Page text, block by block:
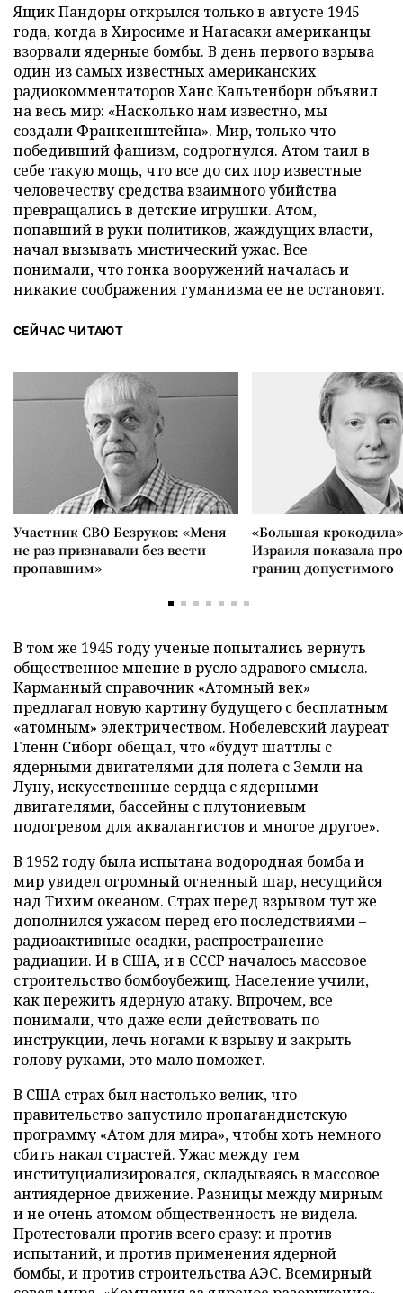
Ящик Пандоры открылся только в августе 1945
года, когда в Хиросиме и Нагасаки американцы
взорвали ядерные бомбы. В день первого взрыва
один из самых известных американских
радиокомментаторов Ханс Кальтенборн объявил
на весь мир: «Насколько нам известно, мы
создали Франкенштейна». Мир, только что
победивший фашизм, содрогнулся. Атом таил в
себе такую мощь, что все до сих пор известные
человечеству средства взаимного убийства
превращались в детские игрушки. Атом,
попавший в руки политиков, жаждущих власти,
начал вызывать мистический ужас. Все
понимали, что гонка вооружений началась и
никакие соображения гуманизма ее не остановят.
СЕЙЧАС ЧИТАЮТ
Участник СВО Безруков: «Меня
не раз признавали без вести
пропавшим»
«Большая
Израиля показала
границ допустимого
В том же 1945 году ученые попытались вернуть
общественное мнение в русло здравого смысла.
Карманный справочник «Атомный век»
предлагал новую картину будущего с бесплатным
«атомным» электричеством. Нобелевский лауреат
Гленн Сиборг обещал, что «будут шаттлы с
ядерными двигателями для полета с Земли на
Луну, искусственные сердца с ядерными
двигателями, бассейны с плутониевым
подогревом для аквалангистов и многое другое».
В 1952 году была испытана водородная бомба и
мир увидел огромный огненный шар, несущийся
над Тихим океаном. Страх перед взрывом тут же
дополнился ужасом перед его последствиями –
радиоактивные осадки, распространение
радиации. И в США, и в СССР началось массовое
строительство бомбоубежищ. Население учили,
как пережить ядерную атаку. Впрочем, все
понимали, что даже если действовать по
инструкции, лечь ногами к взрыву и закрыть
голову руками, это мало поможет.
В США страх был настолько велик, что
правительство запустило пропагандистскую
программу «Атом для мира», чтобы хоть немного
сбить накал страстей. Ужас между тем
институциализировался, складываясь в массовое
антиядерное движение. Разницы между мирным
и не очень атомом общественность не видела.
Протестовали против всего сразу: и против
испытаний, и против применения ядерной
бомбы, и против строительства АЭС. Всемирный